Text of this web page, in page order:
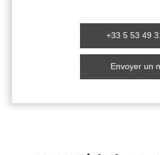
+33 5 53 49
Envoyer un